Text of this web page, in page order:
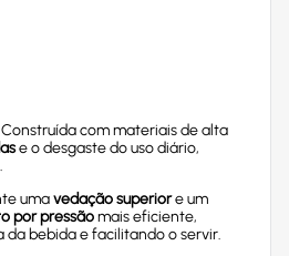
Construída com materiais de alta
e o desgaste do uso diário,
umavedação superiore um
por pressãomais eficiente,
bebida e facilitando o servir.